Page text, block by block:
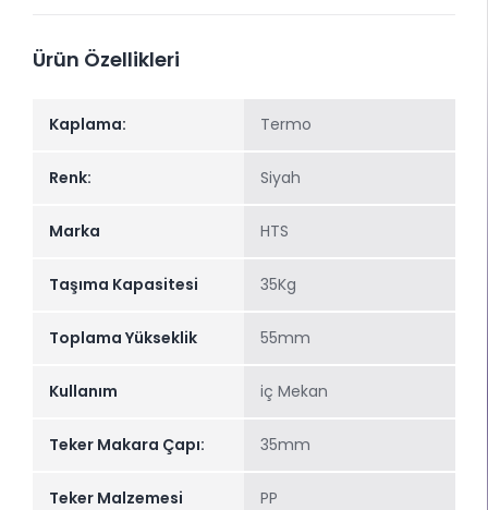
Ürün Özellikleri
Kaplama: Termo
Renk: Siyah
Marka HTS
Taşıma Kapasitesi 35Kg
Toplama Yükseklik 55mm
Kullanım iç Mekan
Teker Makara Çapı: 35mm
Teker Malzemesi PP